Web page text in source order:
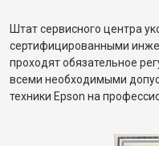
Штат сервисного центра
сертифицированными
проходят обязательное
всеми необходимыми
техники Epson на